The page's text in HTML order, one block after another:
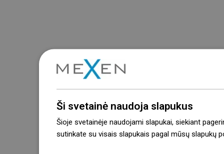
Ši svetainė naudoja slapukus
Šioje svetainėje naudojami slapukai, siekiant
sutinkate su visais slapukais pagal mūsų slapukų